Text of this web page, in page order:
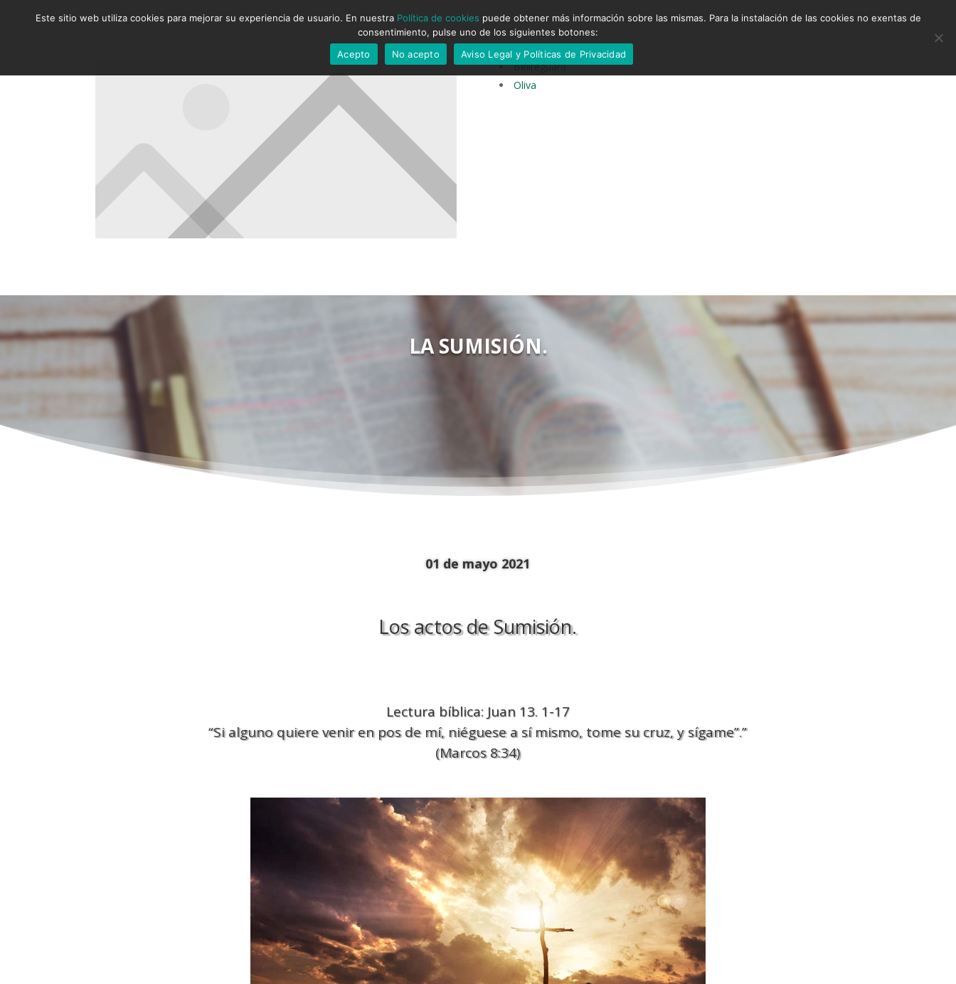
Bellreguard
Oliva
LA SUMISIÓN.
01 de mayo 2021
Los actos de Sumisión.
Lectura bíblica: Juan 13. 1-17
“Si alguno quiere venir en pos de mí, niéguese a sí mismo, tome su cruz, y sígame”.”
(Marcos 8:34)
Este sitio web utiliza cookies para mejorar su experiencia de usuario. En nuestra Política de cookies puede obtener más información sobre las mismas. Para la instalación de las cookies no exentas de
consentimiento, pulse uno de los siguientes botones:
Acepto
No acepto Aviso Legal y Políticas de Privacidad